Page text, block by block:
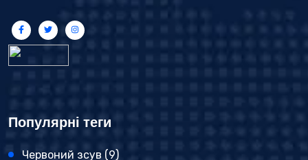
Популярні теги
Червоний зсув (9)